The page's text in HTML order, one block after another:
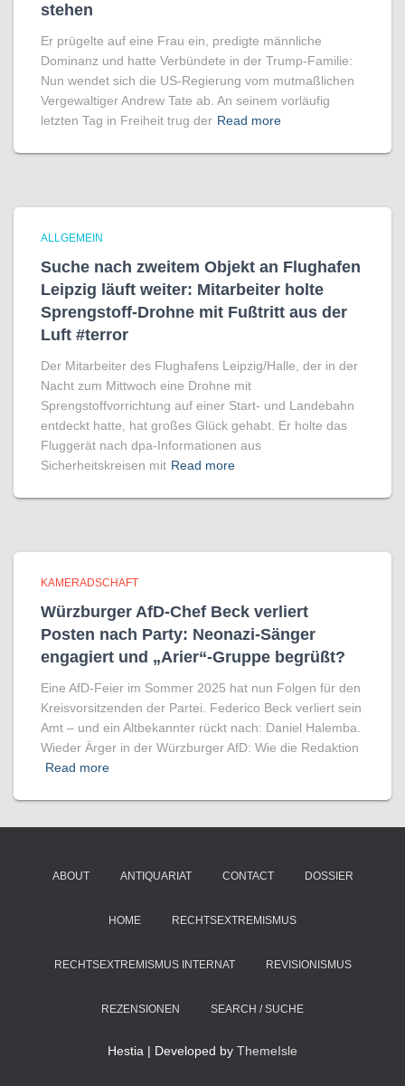
stehen
Er prügelte auf eine Frau ein, predigte männliche
Dominanz und hatte Verbündete in der Trump-Familie:
Nun wendet sich die US-Regierung vom mutmaßlichen
Vergewaltiger Andrew Tate ab. An seinem vorläufig
letzten Tag in Freiheit trug der Read more
ALLGEMEIN
Suche nach zweitem Objekt an Flughafen
Leipzig läuft weiter: Mitarbeiter holte
Sprengstoff-Drohne mit Fußtritt aus der
Luft #terror
Der Mitarbeiter des Flughafens Leipzig/Halle, der in der
Nacht zum Mittwoch eine Drohne mit
Sprengstoffvorrichtung auf einer Start- und Landebahn
entdeckt hatte, hat großes Glück gehabt. Er holte das
Fluggerät nach dpa-Informationen aus
Sicherheitskreisen mit Read more
KAMERADSCHAFT
Würzburger AfD-Chef Beck verliert
Posten nach Party: Neonazi-Sänger
engagiert und „Arier“-Gruppe begrüßt?
Eine AfD-Feier im Sommer 2025 hat nun Folgen für den
Kreisvorsitzenden der Partei. Federico Beck verliert sein
Amt – und ein Altbekannter rückt nach: Daniel Halemba.
Wieder Ärger in der Würzburger AfD: Wie die Redaktion
Read more
ABOUT ANTIQUARIAT CONTACT DOSSIER
HOME RECHTSEXTREMISMUS
RECHTSEXTREMISMUS INTERNAT REVISIONISMUS
REZENSIONEN SEARCH / SUCHE
Hestia | Developed by ThemeIsle